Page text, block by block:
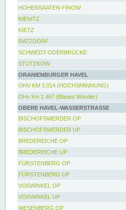
HOHENSAATEN-FINOW
KIENITZ
KIETZ
RATZDORF
SCHWEDT-ODERBRÜCKE
STÜTZKOW
ORANIENBURGER HAVEL
OHV KM 3.014 (HOCHSPANNUNG)
OHv km 1.467 (Blaues Wunder)
OBERE HAVEL-WASSERSTRASSE
BISCHOFSWERDER OP
BISCHOFSWERDER UP
BREDEREICHE OP
BREDEREICHE UP
FÜRSTENBERG OP
FÜRSTENBERG UP
VOßWINKEL OP
VOßWINKEL UP
WESENBERG OP